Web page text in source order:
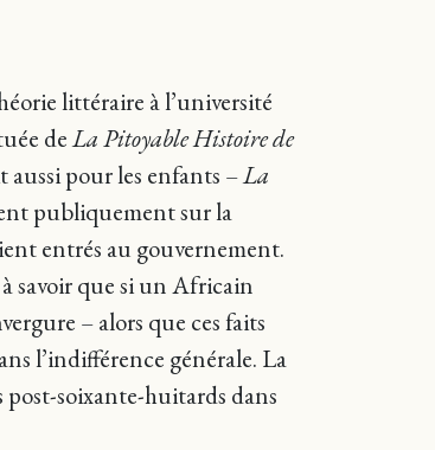
littéraire à l’université
deLa Pitoyable Histoire de
aussi pour les enfants –La
publiquement sur la
entrés au gouvernement.
savoir que si un Africain
– alors que ces faits
l’indifférence générale. La
soixante-huitards dans